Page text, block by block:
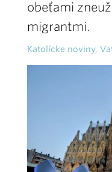
obeťami
migrantmi.
Katolícke noviny,